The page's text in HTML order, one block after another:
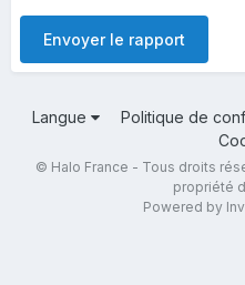
Envoyer le rapport
Langue Politique de
© Halo France - Tous droits
propriété
Powered by